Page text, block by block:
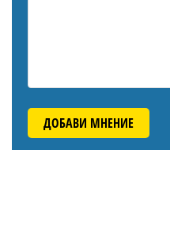
ДОБАВИ МНЕНИЕ